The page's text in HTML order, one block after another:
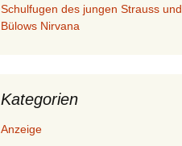
Schulfugen des jungen Strauss und
Bülows Nirvana
Kategorien
Anzeige